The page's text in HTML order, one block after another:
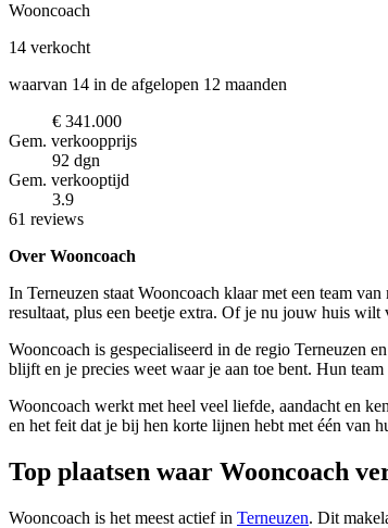
Wooncoach
14 verkocht
waarvan 14 in de afgelopen 12 maanden
€ 341.000
Gem. verkoopprijs
92 dgn
Gem. verkooptijd
3.9
61 reviews
Over Wooncoach
In Terneuzen staat Wooncoach klaar met een team
resultaat, plus een beetje extra. Of je nu jouw huis
Wooncoach is gespecialiseerd in de regio Terneuzen
blijft en je precies weet waar je aan toe bent. Hun
Wooncoach werkt met heel veel liefde, aandacht en
en het feit dat je bij hen korte lijnen hebt met één van
Top plaatsen waar Wooncoach
Wooncoach is het meest actief in Terneuzen. Dit